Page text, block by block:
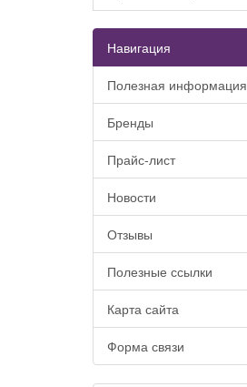
Навигация
Полезная информация
Бренды
Прайс-лист
Новости
Отзывы
Полезные ссылки
Карта сайта
Форма связи